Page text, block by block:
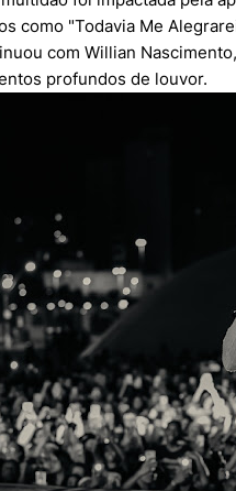
como "Todavia Me
com Willian
profundos de louvor.